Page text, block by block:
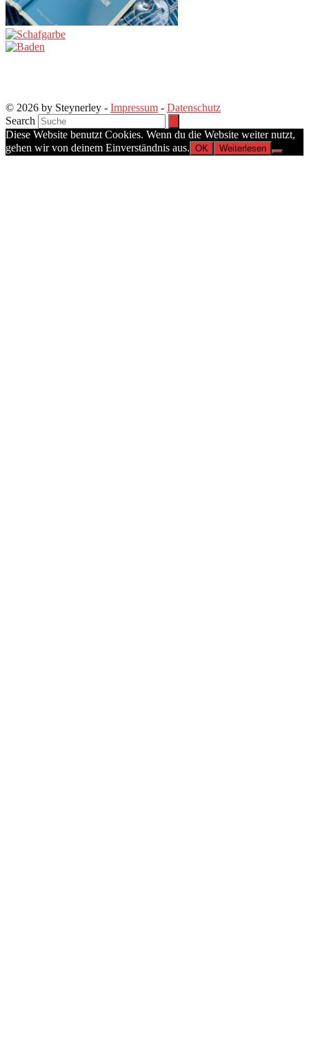
© 2026 by Steynerley - Impressum - Datenschutz
Search
Diese Website benutzt Cookies. Wenn du die Website weiter nutzt,
gehen wir von deinem Einverständnis aus. OK Weiterlesen